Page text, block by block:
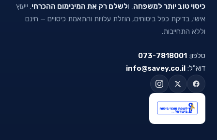
כיסוי טוב יותר למשפחה, ולשלם רק את המינימום ההכרחי. ייעוץ
אישי, בדיקת כפל ביטוחים, הוזלת עלויות והתאמת כיסויים — חינם
וללא התחייבות.
טלפון: 073-7818001
דוא"ל: info@savey.co.il